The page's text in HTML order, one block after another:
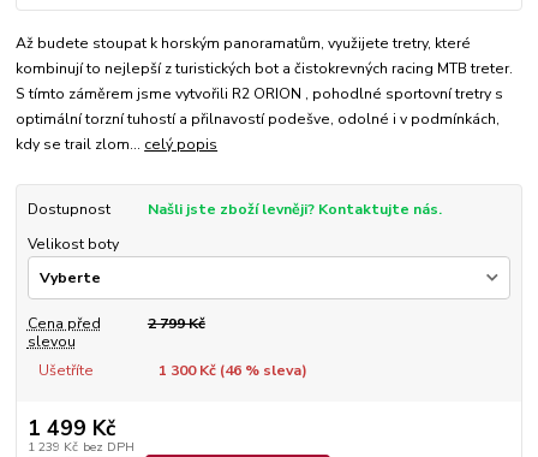
Až budete stoupat k horským panoramatům, využijete tretry, které
kombinují to nejlepší z turistických bot a čistokrevných racing MTB treter.
S tímto záměrem jsme vytvořili R2 ORION , pohodlné sportovní tretry s
optimální torzní tuhostí a přilnavostí podešve, odolné i v podmínkách,
kdy se trail zlom... celý popis
Dostupnost
Našli jste zboží levněji? Kontaktujte nás.
Velikost boty
Cena před
slevou
2 799 Kč
Ušetříte 1 300 Kč (46% sleva)
1 499 Kč
1 239 Kč bez DPH